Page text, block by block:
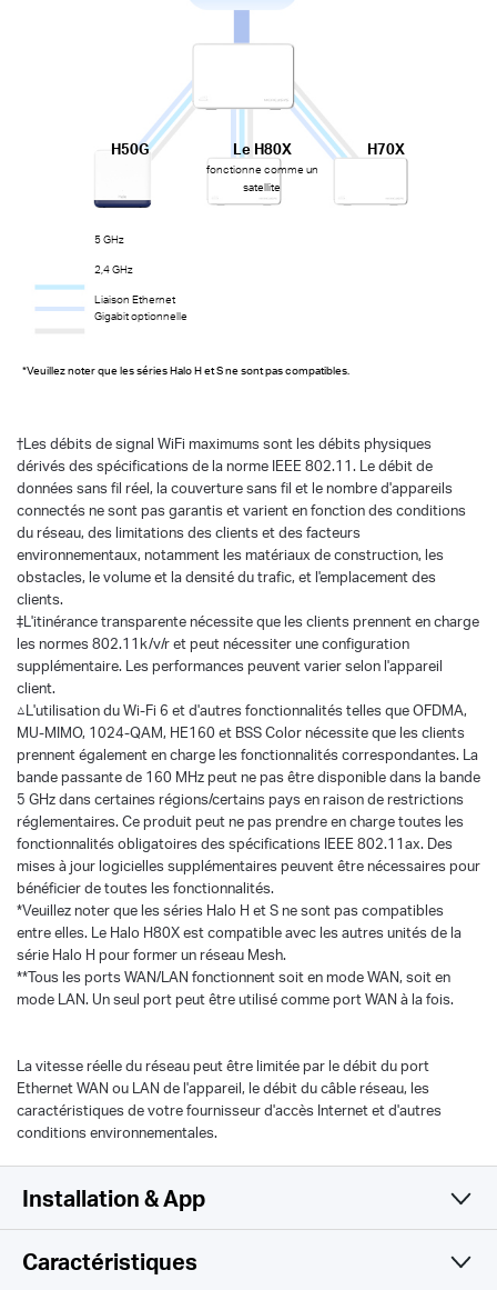
*Veuillez noter que les séries Halo H et S ne sont pas compatibles.
Le H80X
fonctionne comme un
satellite
H70X
H50G
5 GHz
2,4 GHz
Liaison Ethernet
Gigabit optionnelle
†Les débits de signal WiFi maximums sont les débits physiques
dérivés des spécifications de la norme IEEE 802.11. Le débit de
données sans fil réel, la couverture sans fil et le nombre d'appareils
connectés ne sont pas garantis et varient en fonction des conditions
du réseau, des limitations des clients et des facteurs
environnementaux, notamment les matériaux de construction, les
obstacles, le volume et la densité du trafic, et l'emplacement des
clients.
‡L'itinérance transparente nécessite que les clients prennent en charge
les normes 802.11k/v/r et peut nécessiter une configuration
supplémentaire. Les performances peuvent varier selon l'appareil
client.
△L'utilisation du Wi-Fi 6 et d'autres fonctionnalités telles que OFDMA,
MU-MIMO, 1024-QAM, HE160 et BSS Color nécessite que les clients
prennent également en charge les fonctionnalités correspondantes. La
bande passante de 160 MHz peut ne pas être disponible dans la bande
5 GHz dans certaines régions/certains pays en raison de restrictions
réglementaires. Ce produit peut ne pas prendre en charge toutes les
fonctionnalités obligatoires des spécifications IEEE 802.11ax. Des
mises à jour logicielles supplémentaires peuvent être nécessaires pour
bénéficier de toutes les fonctionnalités.
*Veuillez noter que les séries Halo H et S ne sont pas compatibles
entre elles. Le Halo H80X est compatible avec les autres unités de la
série Halo H pour former un réseau Mesh.
**Tous les ports WAN/LAN fonctionnent soit en mode WAN, soit en
mode LAN. Un seul port peut être utilisé comme port WAN à la fois.
La vitesse réelle du réseau peut être limitée par le débit du port
Ethernet WAN ou LAN de l'appareil, le débit du câble réseau, les
caractéristiques de votre fournisseur d'accès Internet et d'autres
conditions environnementales.
Installation & App
Caractéristiques